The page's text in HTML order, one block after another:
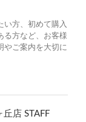
い方、初めて購入
る方など、お客様
やご案内を大切に
店 STAFF